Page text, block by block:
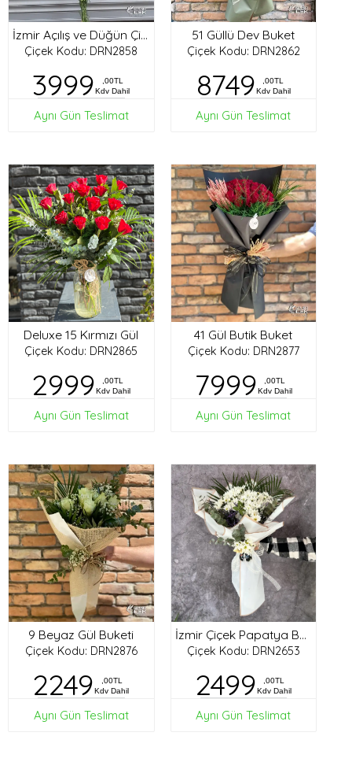
İzmir Açılış ve Düğün Çiçekleri
Çiçek Kodu: DRN2858
3999
,00TL
Kdv Dahil
Aynı Gün Teslimat
51 Güllü Dev Buket
Çiçek Kodu: DRN2862
8749
,00TL
Kdv Dahil
Aynı Gün Teslimat
Deluxe 15 Kırmızı Gül
Çiçek Kodu: DRN2865
2999
,00TL
Kdv Dahil
Aynı Gün Teslimat
41 Gül Butik Buket
Çiçek Kodu: DRN2877
7999
,00TL
Kdv Dahil
Aynı Gün Teslimat
9 Beyaz Gül Buketi
Çiçek Kodu: DRN2876
2249
,00TL
Kdv Dahil
Aynı Gün Teslimat
İzmir Çiçek Papatya Buketi
Çiçek Kodu: DRN2653
2499
,00TL
Kdv Dahil
Aynı Gün Teslimat